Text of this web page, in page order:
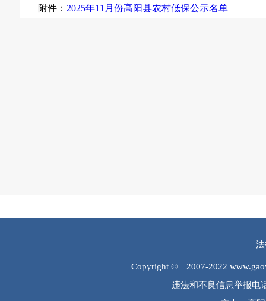
附件： 2025年11月份高阳县农村低保公示名单
Copyright © 2007-2022
违法和不良信息举报电